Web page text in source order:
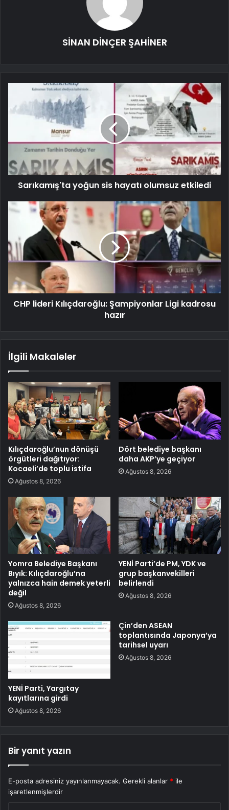
SİNAN DİNÇER ŞAHİNER
Sarıkamış'ta yoğun sis hayatı olumsuz etkiledi
CHP lideri Kılıçdaroğlu: Şampiyonlar Ligi kadrosu
hazır
İlgili Makaleler
Kılıçdaroğlu’nun dönüşü
örgütleri dağıtıyor:
Kocaeli’de toplu istifa
Ağustos 8, 2026
Dört belediye başkanı
daha AKP’ye geçiyor
Ağustos 8, 2026
Yomra Belediye Başkanı
Bıyık: Kılıçdaroğlu’na
yalnızca hain demek yeterli
değil
Ağustos 8, 2026
YENİ Parti’de PM, YDK ve
grup başkanvekilleri
belirlendi
Ağustos 8, 2026
YENİ Parti, Yargıtay
kayıtlarına girdi
Ağustos 8, 2026
Çin’den ASEAN
toplantısında Japonya’ya
tarihsel uyarı
Ağustos 8, 2026
Bir yanıt yazın
E-posta adresiniz yayınlanmayacak. Gerekli alanlar * ile
işaretlenmişlerdir